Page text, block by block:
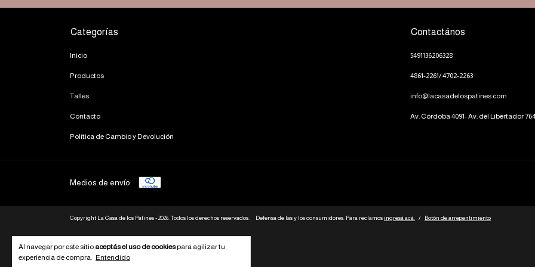
Al navegar por este sitio aceptás el uso de cookiespara agilizar tu
experiencia de compra. Entendido
Categorías
Inicio
Productos
Talles
Contacto
Política de Cambio y Devolución
Contactános
5491136206328
4861-2261/ 4702-2263
info@lacasadelospatines.com
Av. Córdoba 4091- Av. del Libertador
Medios de envío
Copyright La Casa de los Patines - 2026. Todos los derechos reservados. Defensa de las y los consumidores. Para reclamosingresá acá. / Botón de arrepentimiento